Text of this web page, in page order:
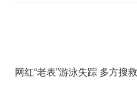
网红“老表”游泳失踪 多方搜